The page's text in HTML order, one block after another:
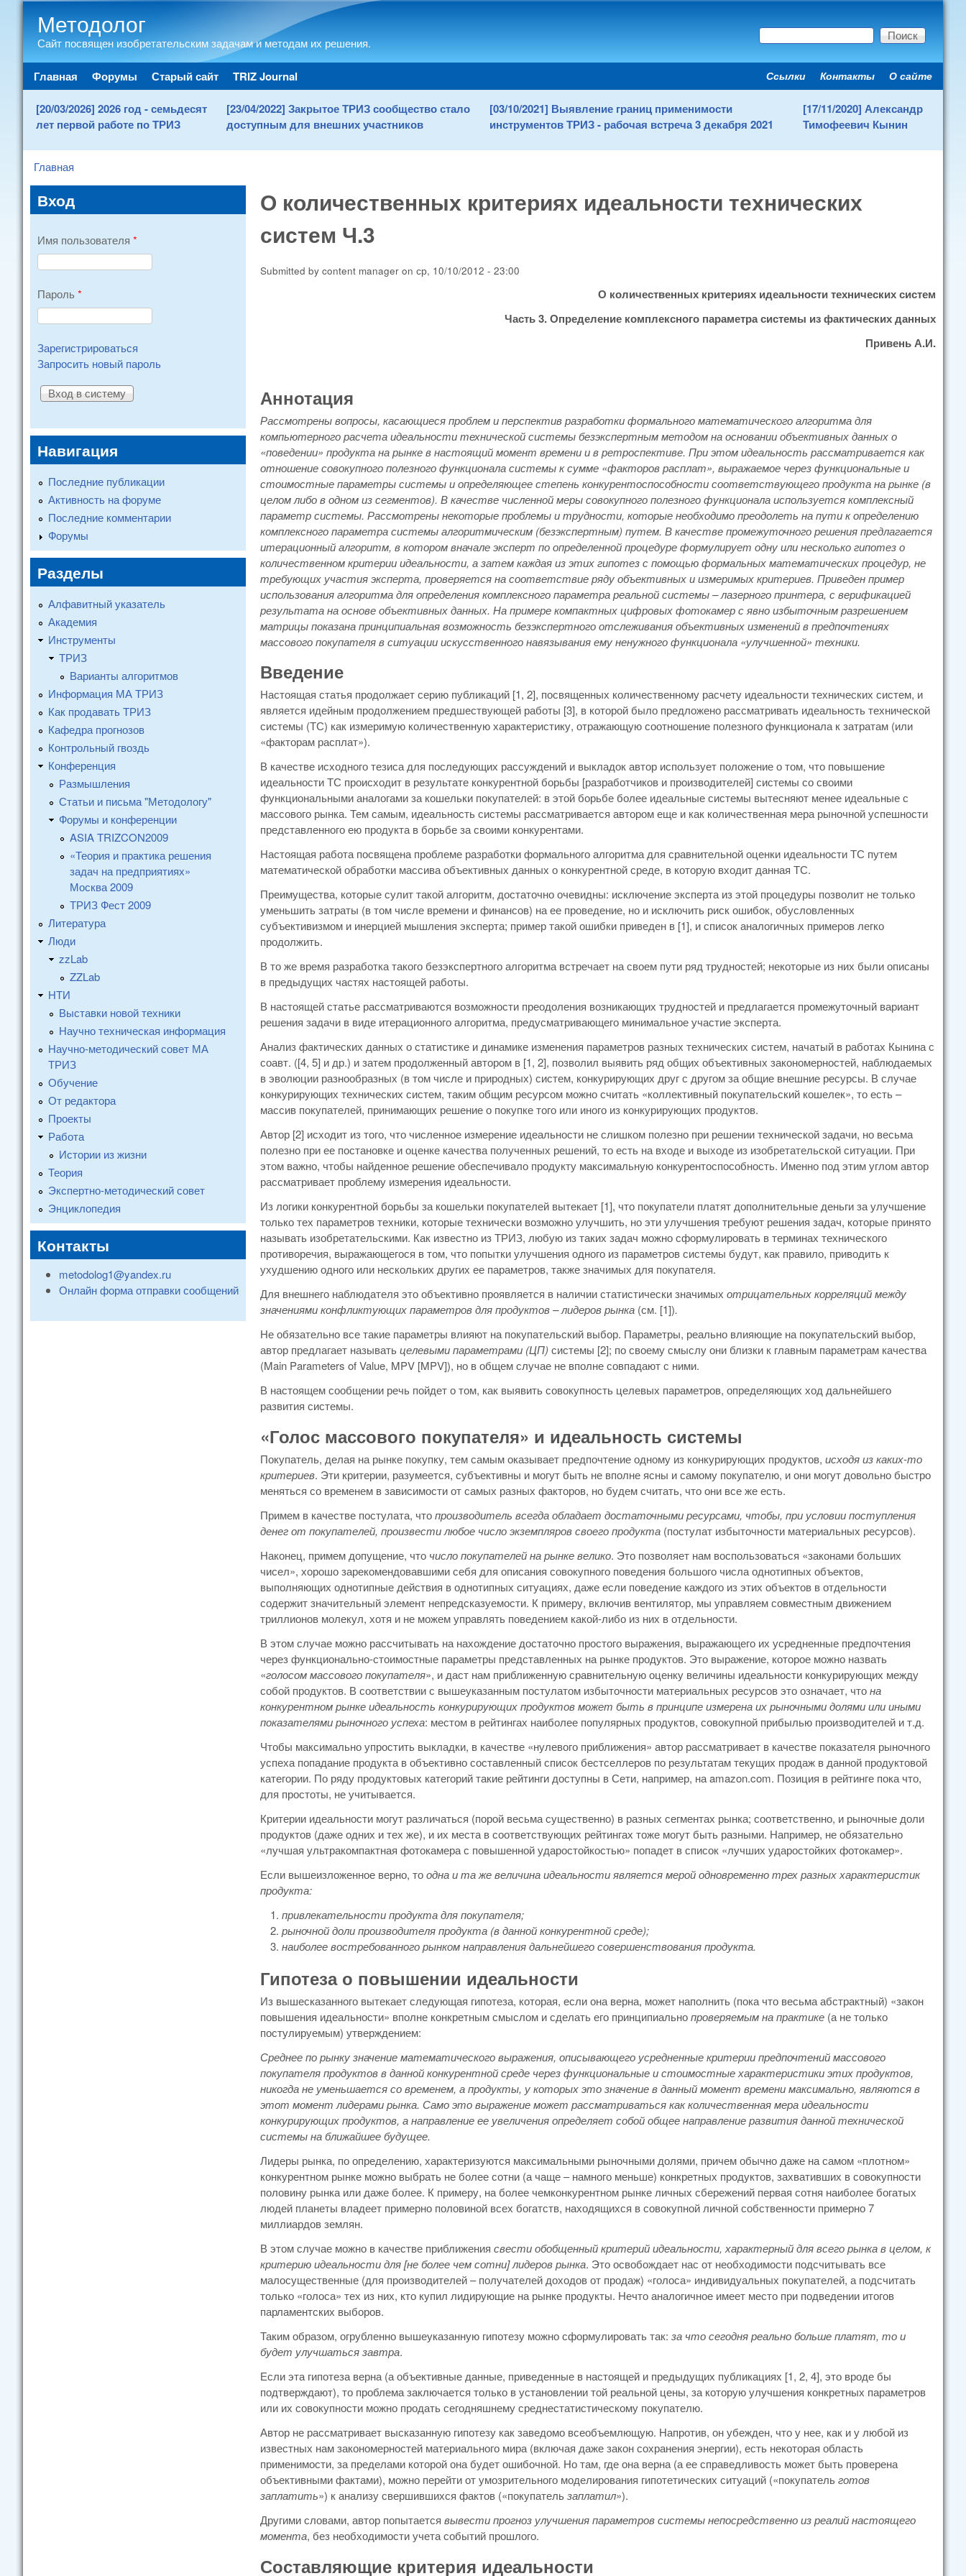
Методолог
Сайт посвящен изобретательским задачам и методам их решения. Форма поиска
Поиск
Main menu
Главная Форумы Старый сайт TRIZ Journal Secondary menu
Ссылки Контакты О сайте
[20/03/2026] 2026 год - семьдесят
лет первой работе по ТРИЗ
[23/04/2022] Закрытое ТРИЗ сообщество стало
доступным для внешних участников
[03/10/2021] Выявление границ применимости
инструментов ТРИЗ - рабочая встреча 3 декабря 2021
[17/11/2020] Александр
Тимофеевич Кынин
You are here
Главная
О количественных критериях идеальности технических
систем Ч.3
Submitted by content manager on ср, 10/10/2012 - 23:00
О количественных критериях идеальности технических систем
Часть 3. Определение комплексного параметра системы из фактических данных
Привень А.И.
Аннотация
Рассмотрены вопросы, касающиеся проблем и перспектив разработки формального математического алгоритма для
компьютерного расчета идеальности технической системы безэкспертным методом на основании объективных данных о
«поведении» продукта на рынке в настоящий момент времени и в ретроспективе. При этом идеальность рассматривается как
отношение совокупного полезного функционала системы к сумме «факторов расплат», выражаемое через функциональные и
стоимостные параметры системы и определяющее степень конкурентоспособности соответствующего продукта на рынке (в
целом либо в одном из сегментов). В качестве численной меры совокупного полезного функционала используется комплексный
параметр системы. Рассмотрены некоторые проблемы и трудности, которые необходимо преодолеть на пути к определению
комплексного параметра системы алгоритмическим (безэкспертным) путем. В качестве промежуточного решения предлагается
итерационный алгоритм, в котором вначале эксперт по определенной процедуре формулирует одну или несколько гипотез о
количественном критерии идеальности, а затем каждая из этих гипотез с помощью формальных математических процедур, не
требующих участия эксперта, проверяется на соответствие ряду объективных и измеримых критериев. Приведен пример
использования алгоритма для определения комплексного параметра реальной системы – лазерного принтера, с верификацией
результата на основе объективных данных. На примере компактных цифровых фотокамер с явно избыточным разрешением
матрицы показана принципиальная возможность безэкспертного отслеживания объективных изменений в предпочтениях
массового покупателя в ситуации искусственного навязывания ему ненужного функционала «улучшенной» техники.
Введение
Настоящая статья продолжает серию публикаций [1, 2], посвященных количественному расчету идеальности технических систем, и
является идейным продолжением предшествующей работы [3], в которой было предложено рассматривать идеальность технической
системы (ТС) как измеримую количественную характеристику, отражающую соотношение полезного функционала к затратам (или
«факторам расплат»).
В качестве исходного тезиса для последующих рассуждений и выкладок автор использует положение о том, что повышение
идеальности ТС происходит в результате конкурентной борьбы [разработчиков и производителей] системы со своими
функциональными аналогами за кошельки покупателей: в этой борьбе более идеальные системы вытесняют менее идеальные с
массового рынка. Тем самым, идеальность системы рассматривается автором еще и как количественная мера рыночной успешности
представленного ею продукта в борьбе за своими конкурентами.
Настоящая работа посвящена проблеме разработки формального алгоритма для сравнительной оценки идеальности ТС путем
математической обработки массива объективных данных о конкурентной среде, в которую входит данная ТС.
Преимущества, которые сулит такой алгоритм, достаточно очевидны: исключение эксперта из этой процедуры позволит не только
уменьшить затраты (в том числе времени и финансов) на ее проведение, но и исключить риск ошибок, обусловленных
субъективизмом и инерцией мышления эксперта; пример такой ошибки приведен в [1], и список аналогичных примеров легко
продолжить.
В то же время разработка такого безэкспертного алгоритма встречает на своем пути ряд трудностей; некоторые из них были описаны
в предыдущих частях настоящей работы.
В настоящей статье рассматриваются возможности преодоления возникающих трудностей и предлагается промежуточный вариант
решения задачи в виде итерационного алгоритма, предусматривающего минимальное участие эксперта.
Анализ фактических данных о статистике и динамике изменения параметров разных технических систем, начатый в работах Кынина с
соавт. ([4, 5] и др.) и затем продолженный автором в [1, 2], позволил выявить ряд общих объективных закономерностей, наблюдаемых
в эволюции разнообразных (в том числе и природных) систем, конкурирующих друг с другом за общие внешние ресурсы. В случае
конкурирующих технических систем, таким общим ресурсом можно считать «коллективный покупательский кошелек», то есть –
массив покупателей, принимающих решение о покупке того или иного из конкурирующих продуктов.
Автор [2] исходит из того, что численное измерение идеальности не слишком полезно при решении технической задачи, но весьма
полезно при ее постановке и оценке качества полученных решений, то есть на входе и выходе из изобретательской ситуации. При
этом важно, чтобы найденное решение обеспечивало продукту максимальную конкурентоспособность. Именно под этим углом автор
рассматривает проблему измерения идеальности.
Из логики конкурентной борьбы за кошельки покупателей вытекает [1], что покупатели платят дополнительные деньги за улучшение
только тех параметров техники, которые технически возможно улучшить, но эти улучшения требуют решения задач, которые принято
называть изобретательскими. Как известно из ТРИЗ, любую из таких задач можно сформулировать в терминах технического
противоречия, выражающегося в том, что попытки улучшения одного из параметров системы будут, как правило, приводить к
ухудшению одного или нескольких других ее параметров, также значимых для покупателя.
Для внешнего наблюдателя это объективно проявляется в наличии статистически значимых отрицательных корреляций между
значениями конфликтующих параметров для продуктов – лидеров рынка (см. [1]).
Не обязательно все такие параметры влияют на покупательский выбор. Параметры, реально влияющие на покупательский выбор,
автор предлагает называтьцелевыми параметрами (ЦП) системы [2]; по своему смыслу они близки к главным параметрам качества
(Main Parameters of Value, MPV [MPV]), но в общем случае не вполне совпадают с ними.
В настоящем сообщении речь пойдет о том, как выявить совокупность целевых параметров, определяющих ход дальнейшего
развития системы.
«Голос массового покупателя» и идеальность системы
Покупатель, делая на рынке покупку, тем самым оказывает предпочтение одному из конкурирующих продуктов, исходя из каких-то
критериев. Эти критерии, разумеется, субъективны и могут быть не вполне ясны и самому покупателю, и они могут довольно быстро
меняться со временем в зависимости от самых разных факторов, но будем считать, что они все же есть.
Примем в качестве постулата, чтопроизводитель всегда обладает достаточными ресурсами, чтобы, при условии поступления
денег от покупателей, произвести любое число экземпляров своего продукта (постулат избыточности материальных ресурсов).
Наконец, примем допущение, что число покупателей на рынке велико. Это позволяет нам воспользоваться «законами больших
чисел», хорошо зарекомендовавшими себя для описания совокупного поведения большого числа однотипных объектов,
выполняющих однотипные действия в однотипных ситуациях, даже если поведение каждого из этих объектов в отдельности
содержит значительный элемент непредсказуемости. К примеру, включив вентилятор, мы управляем совместным движением
триллионов молекул, хотя и не можем управлять поведением какой-либо из них в отдельности.
В этом случае можно рассчитывать на нахождение достаточно простого выражения, выражающего их усредненные предпочтения
через функционально-стоимостные параметры представленных на рынке продуктов. Это выражение, которое можно назвать
«голосом массового покупателя», и даст нам приближенную сравнительную оценку величины идеальности конкурирующих между
собой продуктов. В соответствии с вышеуказанным постулатом избыточности материальных ресурсов это означает, чтона
конкурентном рынке идеальность конкурирующих продуктов может быть в принципе измерена их рыночными долями или иными
показателями рыночного успеха: местом в рейтингах наиболее популярных продуктов, совокупной прибылью производителей и т.д.
Чтобы максимально упростить выкладки, в качестве «нулевого приближения» автор рассматривает в качестве показателя рыночного
успеха попадание продукта в объективно составленный список бестселлеров по результатам текущих продаж в данной продуктовой
категории. По ряду продуктовых категорий такие рейтинги доступны в Сети, например, на amazon.com. Позиция в рейтинге пока что,
для простоты, не учитывается.
Критерии идеальности могут различаться (порой весьма существенно) в разных сегментах рынка; соответственно, и рыночные доли
продуктов (даже одних и тех же), и их места в соответствующих рейтингах тоже могут быть разными. Например, не обязательно
«лучшая ультракомпактная фотокамера с повышенной ударостойкостью» попадет в список «лучших ударостойких фотокамер».
Если вышеизложенное верно, тоодна и та же величина идеальности является мерой одновременно трех разных характеристик
продукта:
привлекательности продукта для покупателя;
рыночной доли производителя продукта (в данной конкурентной среде);
наиболее востребованного рынком направления дальнейшего совершенствования продукта.
Гипотеза о повышении идеальности
Из вышесказанного вытекает следующая гипотеза, которая, если она верна, может наполнить (пока что весьма абстрактный) «закон
повышения идеальности» вполне конкретным смыслом и сделать его принципиальнопроверяемым на практике (а не только
постулируемым) утверждением:
Среднее по рынку значение математического выражения, описывающего усредненные критерии предпочтений массового
покупателя продуктов в данной конкурентной среде через функциональные и стоимостные характеристики этих продуктов,
никогда не уменьшается со временем, а продукты, у которых это значение в данный момент времени максимально, являются в
этот момент лидерами рынка. Само это выражение может рассматриваться как количественная мера идеальности
конкурирующих продуктов, а направление ее увеличения определяет собой общее направление развития данной технической
системы на ближайшее будущее.
Лидеры рынка, по определению, характеризуются максимальными рыночными долями, причем обычно даже на самом «плотном»
конкурентном рынке можно выбрать не более сотни (а чаще – намного меньше) конкретных продуктов, захвативших в совокупности
половину рынка или даже более. К примеру, на более чемконкурентном рынке личных сбережений первая сотня наиболее богатых
людей планеты владеет примерно половиной всех богатств, находящихся в совокупной личной собственности примерно 7
миллиардов землян.
В этом случае можно в качестве приближения свести обобщенный критерий идеальности, характерный для всего рынка в целом, к
критерию идеальности для [не более чем сотни] лидеров рынка. Это освобождает нас от необходимости подсчитывать все
малосущественные (для производителей – получателей доходов от продаж) «голоса» индивидуальных покупателей, а подсчитать
только «голоса» тех из них, кто купил лидирующие на рынке продукты. Нечто аналогичное имеет место при подведении итогов
парламентских выборов.
Таким образом, огрубленно вышеуказанную гипотезу можно сформулировать так: за что сегодня реально больше платят, то и
будет улучшаться завтра.
Если эта гипотеза верна (а объективные данные, приведенные в настоящей и предыдущих публикациях [1, 2, 4], это вроде бы
подтверждают), то проблема заключается только в установлении той реальной цены, за которую улучшения конкретных параметров
или их совокупности можно продать сегодняшнему среднестатистическому покупателю.
Автор не рассматривает высказанную гипотезу как заведомо всеобъемлющую. Напротив, он убежден, что у нее, как и у любой из
известных нам закономерностей материального мира (включая даже закон сохранения энергии), есть некоторая область
применимости, за пределами которой она будет ошибочной. Но там, где она верна (а ее справедливость может быть проверена
объективными фактами), можно перейти от умозрительного моделирования гипотетических ситуаций («покупательготов
заплатить») к анализу свершившихся фактов («покупательзаплатил»).
Другими словами, автор попытается вывести прогноз улучшения параметров системы непосредственно из реалий настоящего
момента, без необходимости учета событий прошлого.
Составляющие критерия идеальности
Вход
Имя пользователя *
Пароль *
Зарегистрироваться
Запросить новый пароль
Навигация
Последние публикации
Активность на форуме
Последние комментарии
Форумы
Разделы
Алфавитный указатель
Академия
Инструменты
ТРИЗ
Варианты алгоритмов
Информация МА ТРИЗ
Как продавать ТРИЗ
Кафедра прогнозов
Контрольный гвоздь
Конференция
Размышления
Статьи и письма "Методологу"
Форумы и конференции
ASIA TRIZCON2009
«Теория и практика решения
задач на предприятиях»
Москва 2009
ТРИЗ Фест 2009
Литература
Люди
zzLab
ZZLab
НТИ
Выставки новой техники
Научно техническая информация
Научно-методический совет МА
ТРИЗ
Обучение
От редактора
Проекты
Работа
Истории из жизни
Теория
Экспертно-методический совет
Энциклопедия
Контакты
metodolog1@yandex.ru
Онлайн форма отправки сообщений